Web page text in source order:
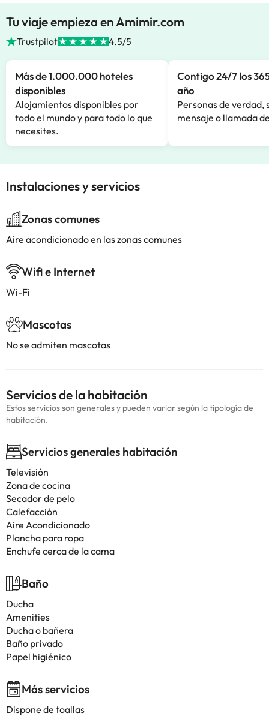
Tu viaje empieza en Amimir.com
Trustpilot 4.5/5
Más de 1.000.000 hoteles
disponibles
Alojamientos disponibles por
todo el mundo y para todo lo que
necesites.
Contigo 24/7 los
año
Personas de verdad,
mensaje o llamada
Instalaciones y servicios
Zonas comunes
Aire acondicionado en las zonas comunes
Wifi e Internet
Wi-Fi
Mascotas
No se admiten mascotas
Servicios de la habitación
Estos servicios son generales y pueden variar según la tipología de
habitación.
Servicios generales habitación
Televisión
Zona de cocina
Secador de pelo
Calefacción
Aire Acondicionado
Plancha para ropa
Enchufe cerca de la cama
Baño
Ducha
Amenities
Ducha o bañera
Baño privado
Papel higiénico
Más servicios
Dispone de toallas